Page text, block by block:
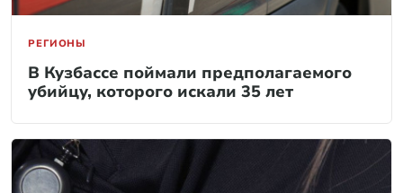
РЕГИОНЫ
В Кузбассе поймали предполагаемого
убийцу, которого искали 35 лет